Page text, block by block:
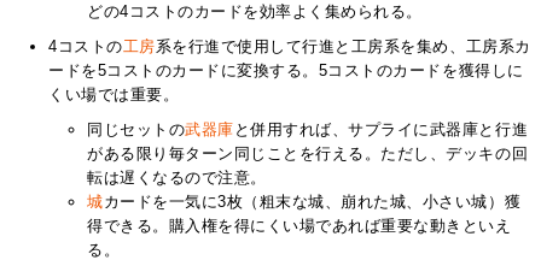
どの4コストのカードを効率よく集められる。
4コストの工房系を行進で使用して行進と工房系を集め、工房系カ
ードを5コストのカードに変換する。5コストのカードを獲得しに
くい場では重要。
同じセットの武器庫 と併用すれば、サプライに武器庫と行進
がある限り毎ターン同じことを行える。ただし、デッキの回
転は遅くなるので注意。
城カードを一気に3枚（粗末な城、崩れた城、小さい城）獲
得できる。購入権を得にくい場であれば重要な動きといえ
る。